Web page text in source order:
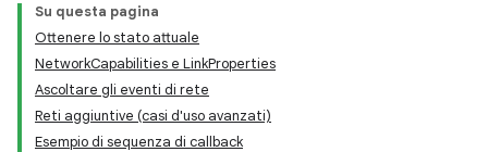
Su questa pagina
Ottenere lo stato attuale
NetworkCapabilities e LinkProperties
Ascoltare gli eventi di rete
Reti aggiuntive (casi d'uso avanzati)
Esempio di sequenza di callback